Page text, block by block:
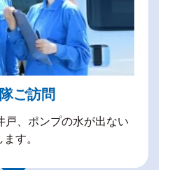
ご訪問
、ポンプの水が出ない
す。